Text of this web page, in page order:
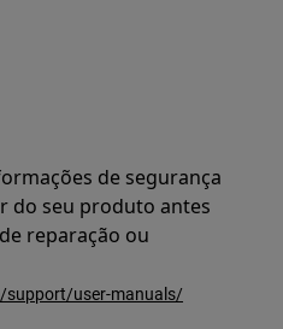
de segurança
do seu produto antes
reparação ou
support/user-manuals/